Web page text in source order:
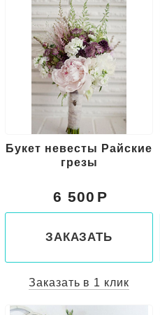
Букет невесты Райские
грезы
6 500
ЗАКАЗАТЬ
Заказать в 1 клик